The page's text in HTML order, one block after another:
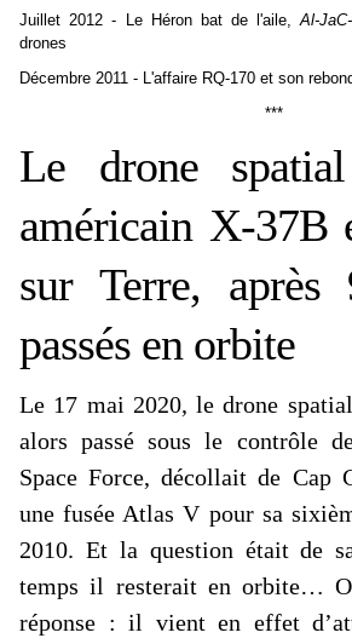
Juillet 2012 - Le Héron bat de l'aile,Al-
drones
Décembre 2011 - L'affaire RQ-170 et son
***
Le drone
américain X-37B
sur Terre, après
passés en orbite
Le 17 mai 2020, le drone
alors passé sous le contrôle
Space Force, décollait de Cap
une fusée Atlas V pour sa
2010. Et la question était de
temps il resterait en orbite…
réponse : il vient en effet